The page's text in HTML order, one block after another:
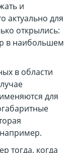
и
актуально для
открылись:
в наибольшем
в области
для
тогда, когда